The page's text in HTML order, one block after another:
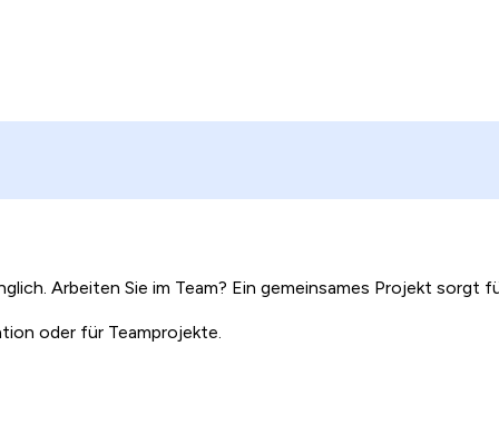
Arbeiten Sie im Team? Ein gemeinsames Projekt
oder für Teamprojekte.